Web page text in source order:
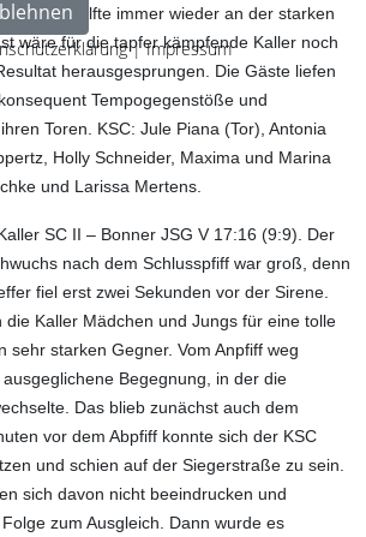
Hälfte immer wieder an der starken
wäre für die tapfer kämpfende Kaller noch
herausgesprungen. Die Gäste liefen
Tempogegenstöße und
Toren. KSC: Jule Piana (Tor), Antonia
Holly Schneider, Maxima und Marina
und Larissa Mertens.
SC II – Bonner JSG V 17:16 (9:9).
Der
nach dem Schlusspfiff war groß, denn
fiel erst zwei Sekunden vor der Sirene.
die Kaller Mädchen und Jungs für eine tolle
sehr starken Gegner. Vom Anpfiff weg
Begegnung, in der die
Das blieb zunächst auch dem
vor dem Abpfiff konnte sich der KSC
und schien auf der Siegerstraße zu sein.
sich davon nicht beeindrucken und
zum Ausgleich. Dann wurde es
|Impressum